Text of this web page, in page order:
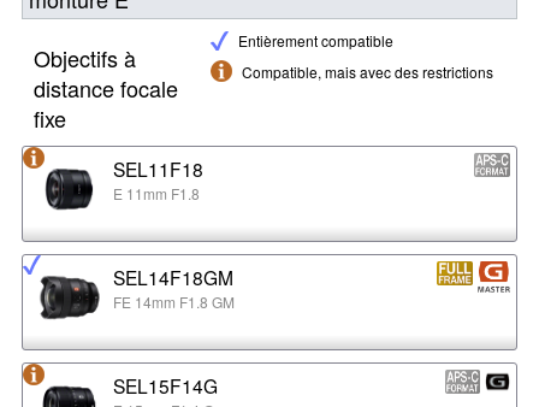
Entièrement compatible
Compatible, mais avec des restrictions
Objectifs à
distance focale
fixe
SEL11F18
E 11mm F1.8
SEL14F18GM
FE 14mm F1.8 GM
SEL15F14G